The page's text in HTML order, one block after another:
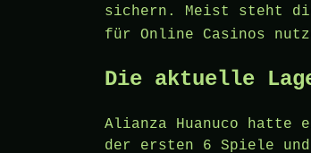
sichern. Meist steht
für Online Casinos
Die aktuelle
Alianza Huanuco hatte
der ersten 6 Spiele und